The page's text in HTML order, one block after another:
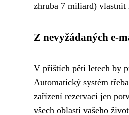
zhruba 7 miliard)
Z nevyžádaných e-
V příštích pěti letech by
Automatický systém
zařízení rezervaci jen
všech oblastí vašeho